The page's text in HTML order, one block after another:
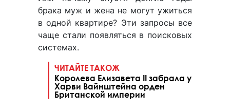
брака муж и жена не могут ужиться
в одной квартире? Эти запросы все
чаще стали появляться в поисковых
системах.
ЧИТАЙТЕ ТАКОЖ
Королева Елизавета II забрала у
Харви Вайнштейна орден
Британской империи